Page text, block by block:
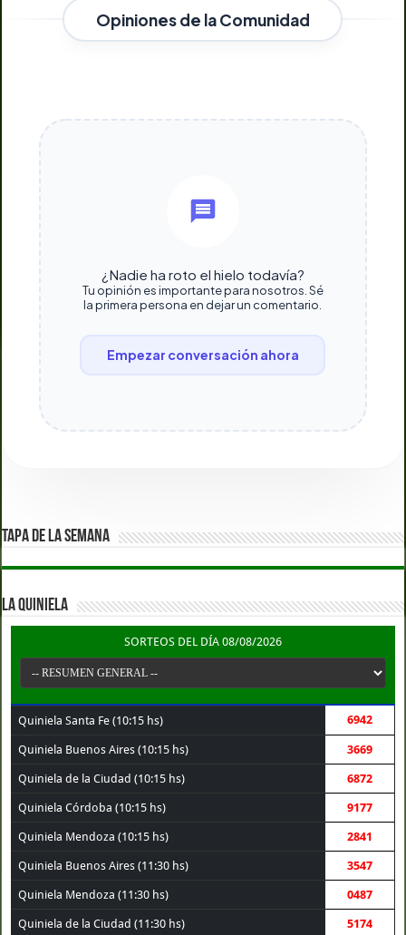
Opiniones de la Comunidad
¿Nadie ha roto el hielo todavía?
Tu opinión es importante para nosotros. Sé
la primera persona en dejar un comentario.
Empezar conversación ahora
TAPA DE LA SEMANA
LA QUINIELA
SORTEOS DEL DÍA 08/08/2026
Quiniela Santa Fe (10:15 hs) 6942
Quiniela Buenos Aires (10:15 hs) 3669
Quiniela de la Ciudad (10:15 hs) 6872
Quiniela Córdoba (10:15 hs) 9177
Quiniela Mendoza (10:15 hs) 2841
Quiniela Buenos Aires (11:30 hs) 3547
Quiniela Mendoza (11:30 hs) 0487
Quiniela de la Ciudad (11:30 hs) 5174